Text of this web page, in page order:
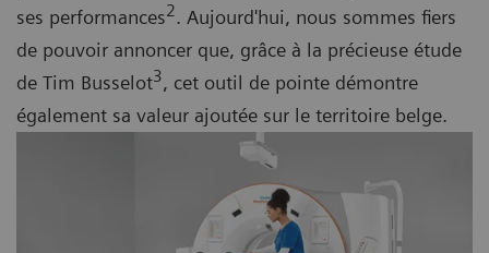
ses performances2. Aujourd'hui, nous sommes fiers
de pouvoir annoncer que, grâce à la précieuse étude
de Tim Busselot3, cet outil de pointe démontre
également sa valeur ajoutée sur le territoire belge.